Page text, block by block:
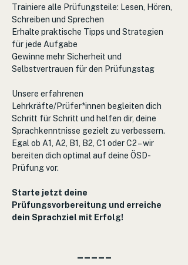
Trainiere alle Prüfungsteile: Lesen, Hören,
Schreiben und Sprechen
Erhalte praktische Tipps und Strategien
für jede Aufgabe
Gewinne mehr Sicherheit und
Selbstvertrauen für den Prüfungstag
Unsere erfahrenen
Lehrkräfte/Prüfer*innen begleiten dich
Schritt für Schritt und helfen dir, deine
Sprachkenntnisse gezielt zu verbessern.
Egal ob A1, A2, B1, B2, C1 oder C2 – wir
bereiten dich optimal auf deine ÖSD-
Prüfung vor.
Starte jetzt deine
Prüfungsvorbereitung und erreiche
dein Sprachziel mit Erfolg!